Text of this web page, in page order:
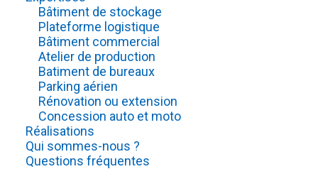
Bâtiment de stockage
Plateforme logistique
Bâtiment commercial
Atelier de production
Batiment de bureaux
Parking aérien
Rénovation ou extension
Concession auto et moto
Réalisations
Qui sommes-nous ?
Questions fréquentes
ETBUREAUX
17 SAINTE SOUILLE | FRANCE